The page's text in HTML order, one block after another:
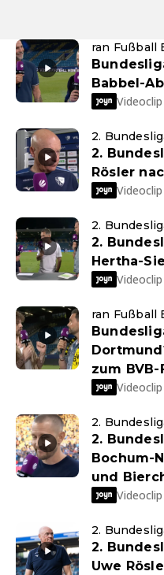
ran Fußball
Babbel-
2.
2.
Rösler
2.
2.
Hertha-
ran Fußball
zum BVB-
2.
2.
Bochum-
und
2.
2.
Uwe